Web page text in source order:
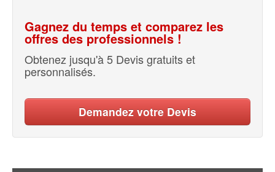
Gagnez du temps et comparez les
offres des professionnels !
Obtenez jusqu'à 5 Devis gratuits et
personnalisés.
Demandez votre Devis